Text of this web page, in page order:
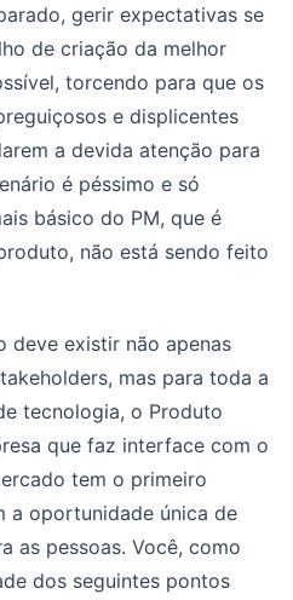
gerir expectativas se
de criação da melhor
torcendo para que os
e displicentes
a devida atenção para
é péssimo e só
básico do PM, que é
não está sendo feito
deve existir não apenas
mas para toda a
tecnologia, o Produto
que faz interface com o
tem o primeiro
a oportunidade única de
as pessoas. Você, como
dos seguintes pontos